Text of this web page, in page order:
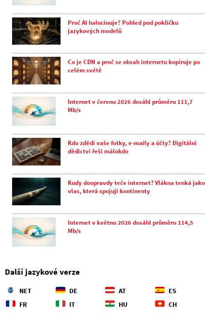
Proč AI halucinuje? Pohled pod pokličku
jazykových modelů
Co je CDN a proč se obsah internetu kopíruje po
celém světě
Internet v červnu 2026 dosáhl průměru 111,7
Mb/s
Kdo zdědí vaše fotky, e-maily a účty? Digitální
dědictví řeší málokdo
Kudy doopravdy teče internet? Vlákna tenká jako
vlas, která spojují kontinenty
Internet v květnu 2026 dosáhl průměru 114,5
Mb/s
Další jazykové verze
NET DE AT
ES
FR
IT HU
CH